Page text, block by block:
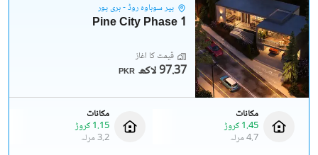
پیر سوہاوہ روڈ - ہری پور
Pine City Phase 1
قیمت کا آغاز
PKR 97.37 لاکھ
مکانات
1.45 کروڑ
4.7 مرلہ
مکانات
1.15 کروڑ
3.2 مرلہ